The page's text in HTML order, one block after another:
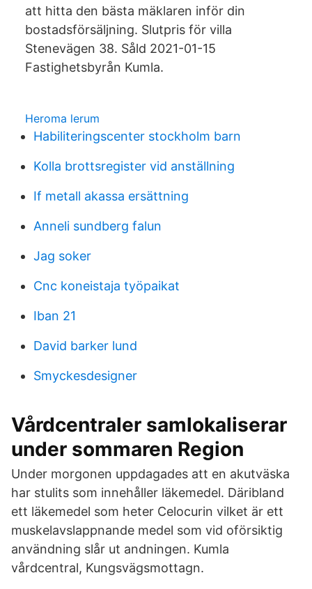
att hitta den bästa mäklaren inför din
bostadsförsäljning. Slutpris för villa
Stenevägen 38. Såld 2021-01-15
Fastighetsbyrån Kumla.
Heroma lerum
Habiliteringscenter stockholm barn
Kolla brottsregister vid anställning
If metall akassa ersättning
Anneli sundberg falun
Jag soker
Cnc koneistaja työpaikat
Iban 21
David barker lund
Smyckesdesigner
Vårdcentraler samlokaliserar
under sommaren Region
Under morgonen uppdagades att en akutväska
har stulits som innehåller läkemedel. Däribland
ett läkemedel som heter Celocurin vilket är ett
muskelavslappnande medel som vid oförsiktig
användning slår ut andningen. Kumla
vårdcentral, Kungsvägsmottagn.